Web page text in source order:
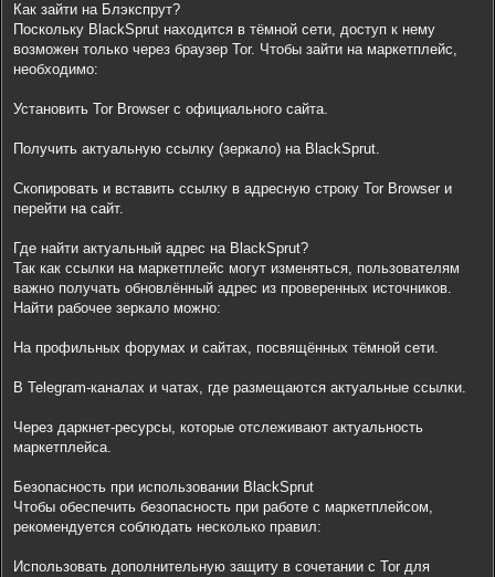
Как зайти на Блэкспрут?
Поскольку BlackSprut находится в тёмной сети, доступ к нему
возможен только через браузер Tor. Чтобы зайти на маркетплейс,
необходимо:
Установить Tor Browser с официального сайта.
Получить актуальную ссылку (зеркало) на BlackSprut.
Скопировать и вставить ссылку в адресную строку Tor Browser и
перейти на сайт.
Где найти актуальный адрес на BlackSprut?
Так как ссылки на маркетплейс могут изменяться, пользователям
важно получать обновлённый адрес из проверенных источников.
Найти рабочее зеркало можно:
На профильных форумах и сайтах, посвящённых тёмной сети.
В Telegram-каналах и чатах, где размещаются актуальные ссылки.
Через даркнет-ресурсы, которые отслеживают актуальность
маркетплейса.
Безопасность при использовании BlackSprut
Чтобы обеспечить безопасность при работе с маркетплейсом,
рекомендуется соблюдать несколько правил:
Использовать дополнительную защиту в сочетании с Tor для